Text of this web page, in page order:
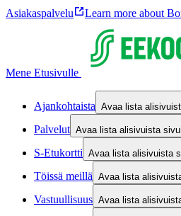
Asiakaspalvelu Learn more about
Mene Etusivulle
Ajankohtaista Avaa lista
Palvelut Avaa lista alisivuista
S-Etukortti Avaa lista alisivuista
Töissä meillä Avaa lista
Vastuullisuus Avaa lista